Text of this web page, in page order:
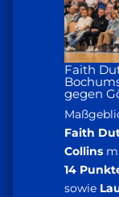
Faith
gegen
Faith
Collins
14
sowie